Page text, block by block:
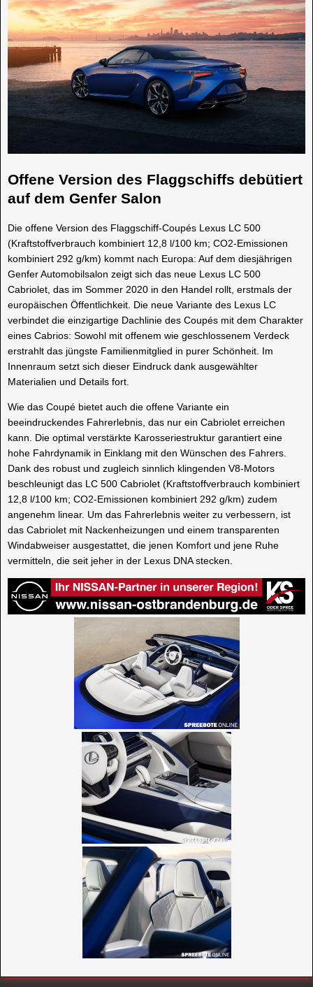
Offene Version des Flaggschiffs debütiert
auf dem Genfer Salon
Die offene Version des Flaggschiff-Coupés Lexus LC 500
(Kraftstoffverbrauch kombiniert 12,8 l/100 km; CO2-Emissionen
kombiniert 292 g/km) kommt nach Europa: Auf dem diesjährigen
Genfer Automobilsalon zeigt sich das neue Lexus LC 500
Cabriolet, das im Sommer 2020 in den Handel rollt, erstmals der
europäischen Öffentlichkeit. Die neue Variante des Lexus LC
verbindet die einzigartige Dachlinie des Coupés mit dem Charakter
eines Cabrios: Sowohl mit offenem wie geschlossenem Verdeck
erstrahlt das jüngste Familienmitglied in purer Schönheit. Im
Innenraum setzt sich dieser Eindruck dank ausgewählter
Materialien und Details fort.
Wie das Coupé bietet auch die offene Variante ein
beeindruckendes Fahrerlebnis, das nur ein Cabriolet erreichen
kann. Die optimal verstärkte Karosseriestruktur garantiert eine
hohe Fahrdynamik in Einklang mit den Wünschen des Fahrers.
Dank des robust und zugleich sinnlich klingenden V8-Motors
beschleunigt das LC 500 Cabriolet (Kraftstoffverbrauch kombiniert
12,8 l/100 km; CO2-Emissionen kombiniert 292 g/km) zudem
angenehm linear. Um das Fahrerlebnis weiter zu verbessern, ist
das Cabriolet mit Nackenheizungen und einem transparenten
Windabweiser ausgestattet, die jenen Komfort und jene Ruhe
vermitteln, die seit jeher in der Lexus DNA stecken.